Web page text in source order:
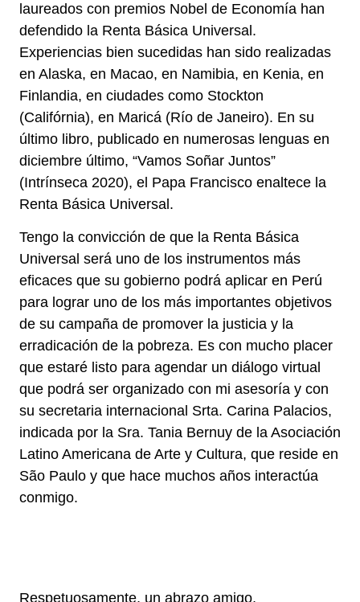
laureados con premios Nobel de Economía han
defendido la Renta Básica Universal.
Experiencias bien sucedidas han sido realizadas
en Alaska, en Macao, en Namibia, en Kenia, en
Finlandia, en ciudades como Stockton
(Califórnia), en Maricá (Río de Janeiro). En su
último libro, publicado en numerosas lenguas en
diciembre último, “Vamos Soñar Juntos”
(Intrínseca 2020), el Papa Francisco enaltece la
Renta Básica Universal.
Tengo la convicción de que la Renta Básica
Universal será uno de los instrumentos más
eficaces que su gobierno podrá aplicar en Perú
para lograr uno de los más importantes objetivos
de su campaña de promover la justicia y la
erradicación de la pobreza. Es con mucho placer
que estaré listo para agendar un diálogo virtual
que podrá ser organizado con mi asesoría y con
su secretaria internacional Srta. Carina Palacios,
indicada por la Sra. Tania Bernuy de la Asociación
Latino Americana de Arte y Cultura, que reside en
São Paulo y que hace muchos años interactúa
conmigo.
Respetuosamente, un abrazo amigo,